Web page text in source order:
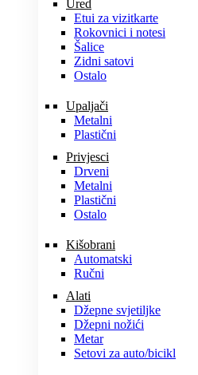
Ured
Etui za vizitkarte
Rokovnici i notesi
Šalice
Zidni satovi
Ostalo
Upaljači
Metalni
Plastični
Privjesci
Drveni
Metalni
Plastični
Ostalo
Kišobrani
Automatski
Ručni
Alati
Džepne svjetiljke
Džepni nožići
Metar
Setovi za auto/bicikl